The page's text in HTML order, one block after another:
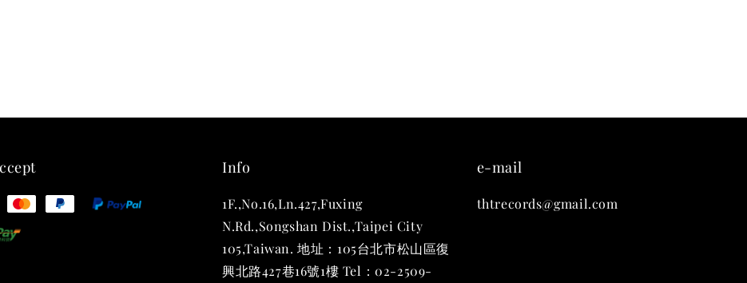
Info
1F.,No.16,Ln.427,Fuxing
N.Rd.,Songshan Dist.,Taipei City
105,Taiwan. 地址：105台北市松山區復
興北路427巷16號1樓 Tel：02-2509-
e-mail
thtrecords@gmail.com